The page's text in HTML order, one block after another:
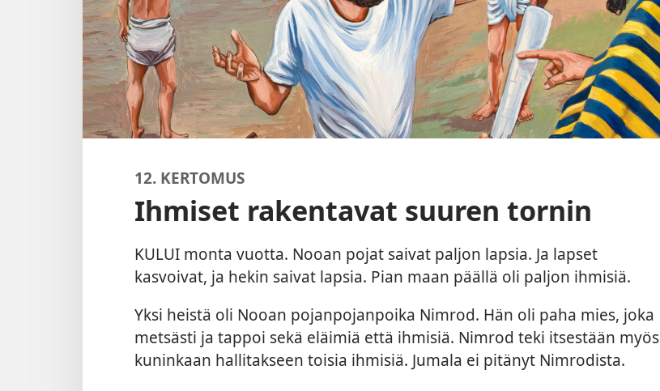
12. KERTOMUS
Ihmiset rakentavat suuren tornin
KULUI monta vuotta. Nooan pojat saivat paljon lapsia. Ja lapset
kasvoivat, ja hekin saivat lapsia. Pian maan päällä oli paljon ihmisiä.
Yksi heistä oli Nooan pojanpojanpoika Nimrod. Hän oli paha mies, joka
metsästi ja tappoi sekä eläimiä että ihmisiä. Nimrod teki itsestään myös
kuninkaan hallitakseen toisia ihmisiä. Jumala ei pitänyt Nimrodista.